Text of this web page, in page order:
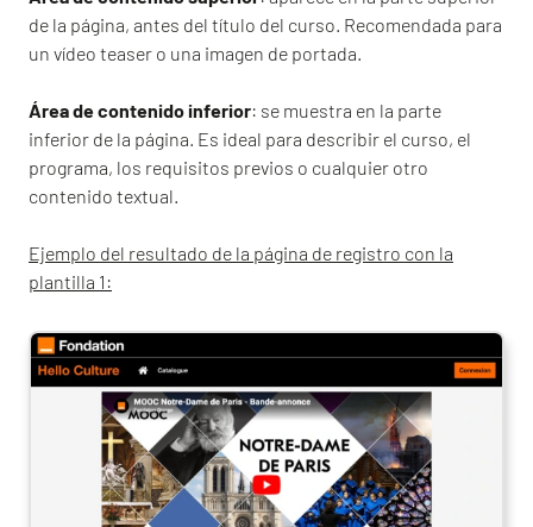
de la página, antes del título del curso. Recomendada para
un vídeo teaser o una imagen de portada.
Área de contenido inferior: se muestra en la parte
inferior de la página. Es ideal para describir el curso, el
programa, los requisitos previos o cualquier otro
contenido textual.
Ejemplo del resultado de la página de registro con la
plantilla 1: